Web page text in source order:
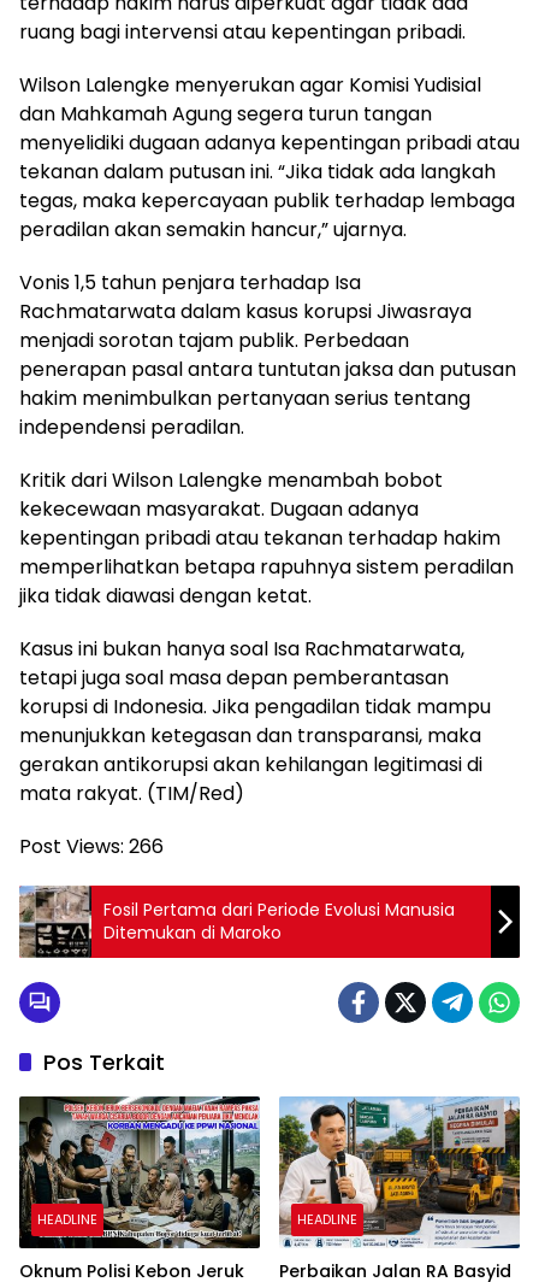
ruang bagi intervensi atau kepentingan pribadi.
Wilson Lalengke menyerukan agar Komisi Yudisial
dan Mahkamah Agung segera turun tangan
menyelidiki dugaan adanya kepentingan pribadi atau
tekanan dalam putusan ini. “Jika tidak ada langkah
tegas, maka kepercayaan publik terhadap lembaga
peradilan akan semakin hancur,” ujarnya.
Vonis 1,5 tahun penjara terhadap Isa
Rachmatarwata dalam kasus korupsi Jiwasraya
menjadi sorotan tajam publik. Perbedaan
penerapan pasal antara tuntutan jaksa dan putusan
hakim menimbulkan pertanyaan serius tentang
independensi peradilan.
Kritik dari Wilson Lalengke menambah bobot
kekecewaan masyarakat. Dugaan adanya
kepentingan pribadi atau tekanan terhadap hakim
memperlihatkan betapa rapuhnya sistem peradilan
jika tidak diawasi dengan ketat.
Kasus ini bukan hanya soal Isa Rachmatarwata,
tetapi juga soal masa depan pemberantasan
korupsi di Indonesia. Jika pengadilan tidak mampu
menunjukkan ketegasan dan transparansi, maka
gerakan antikorupsi akan kehilangan legitimasi di
mata rakyat. (TIM/Red)
Post Views: 266
Fosil Pertama dari Periode Evolusi Manusia
Ditemukan di Maroko
Pos Terkait
HEADLINE
Oknum Polisi Kebon Jeruk
HEADLINE
Perbaikan Jalan RA Basyid